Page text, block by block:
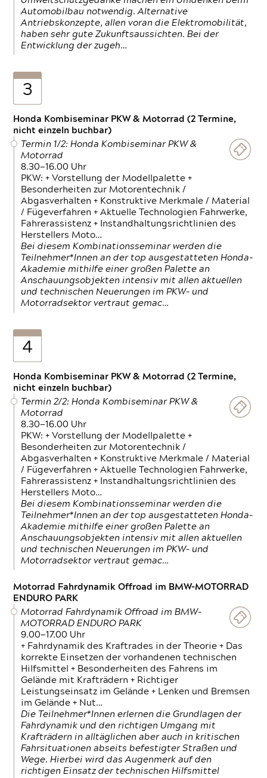
Automobilbau notwendig. Alternative
Antriebskonzepte, allen voran die Elektromobilität,
haben sehr gute Zukunftsaussichten. Bei der
Entwicklung der zugeh…
3
Honda Kombiseminar PKW & Motorrad (2 Termine,
nicht einzeln buchbar)
Termin 1/2: Honda Kombiseminar PKW &
Motorrad
8.30—16.00 Uhr
PKW: + Vorstellung der Modellpalette +
Besonderheiten zur Motorentechnik /
Abgasverhalten + Konstruktive Merkmale / Material
/ Fügeverfahren + Aktuelle Technologien Fahrwerke,
Fahrerassistenz + Instandhaltungsrichtlinien des
Herstellers Moto…
Bei diesem Kombinationsseminar werden die
Teilnehmer*Innen an der top ausgestatteten Honda-
Akademie mithilfe einer großen Palette an
Anschauungsobjekten intensiv mit allen aktuellen
und technischen Neuerungen im PKW- und
Motorradsektor vertraut gemac…
4
Honda Kombiseminar PKW & Motorrad (2 Termine,
nicht einzeln buchbar)
Termin 2/2: Honda Kombiseminar PKW &
Motorrad
8.30—16.00 Uhr
PKW: + Vorstellung der Modellpalette +
Besonderheiten zur Motorentechnik /
Abgasverhalten + Konstruktive Merkmale / Material
/ Fügeverfahren + Aktuelle Technologien Fahrwerke,
Fahrerassistenz + Instandhaltungsrichtlinien des
Herstellers Moto…
Bei diesem Kombinationsseminar werden die
Teilnehmer*Innen an der top ausgestatteten Honda-
Akademie mithilfe einer großen Palette an
Anschauungsobjekten intensiv mit allen aktuellen
und technischen Neuerungen im PKW- und
Motorradsektor vertraut gemac…
Motorrad Fahrdynamik Offroad im BMW-MOTORRAD
ENDURO PARK
Motorrad Fahrdynamik Offroad im BMW-
MOTORRAD ENDURO PARK
9.00—17.00 Uhr
+ Fahrdynamik des Kraftrades in der Theorie + Das
korrekte Einsetzen der vorhandenen technischen
Hilfsmittel + Besonderheiten des Fahrens im
Gelände mit Krafträdern + Richtiger
Leistungseinsatz im Gelände + Lenken und Bremsen
im Gelände + Nut…
Die Teilnehmer*Innen erlernen die Grundlagen der
Fahrdynamik und den richtigen Umgang mit
Krafträdern in alltäglichen aber auch in kritischen
Fahrsituationen abseits befestigter Straßen und
Wege. Hierbei wird das Augenmerk auf den
richtigen Einsatz der technischen Hilfsmittel